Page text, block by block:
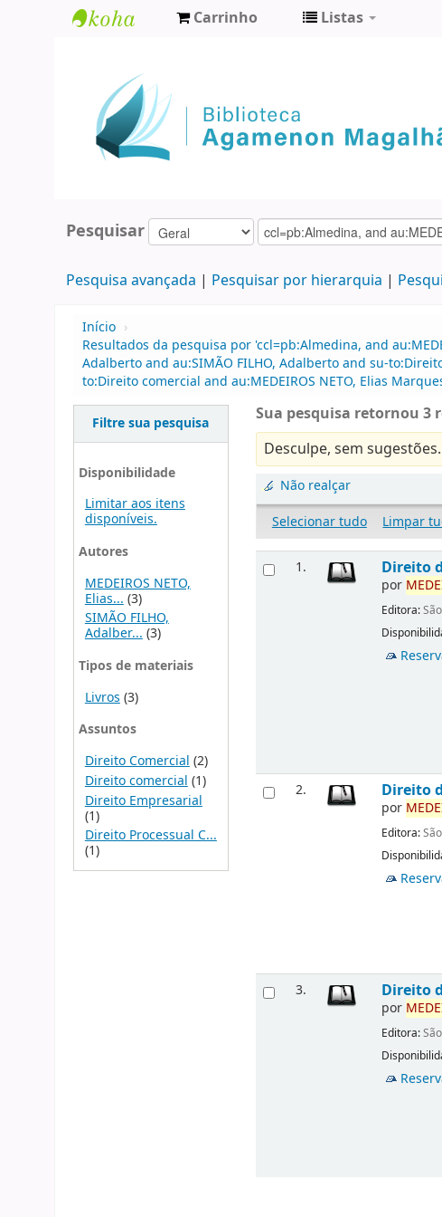
Agamenon
Magalhães
Carrinho Listas
Pesquisar
Pesquisa avançada Pesquisar por hierarquia
Início ›
Resultados da pesquisa por 'ccl=pb:Almedina, and
Adalberto and au:SIMÃO FILHO, Adalberto and su-
to:Direito comercial and au:MEDEIROS NETO, Elias
Filtre sua pesquisa
Disponibilidade
Limitar aos itens
disponíveis.
Autores
MEDEIROS NETO,
Elias... (3)
SIMÃO FILHO,
Adalber...(3)
Tipos de materiais
Livros (3)
Assuntos
Direito Comercial (2)
Direito comercial (1)
Direito Empresarial
(1)
Direito Processual C...
(1)
Sua pesquisa retornou 3
Desculpe, sem sugestões.
Não realçar
Selecionar tudo
Limpar
1. Direito
por MEDE
Editora:
2. Direito
por MEDE
Editora:
3. Direito
por MEDE
Editora: